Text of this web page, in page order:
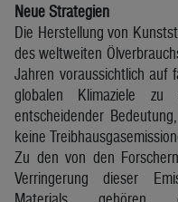
Neue Strategien
Die Herstellung von
des weltweiten
Jahren voraussichtlich auf
globalen Klimaziele
entscheidender
keine
Zu den von den
Verringerung dieser